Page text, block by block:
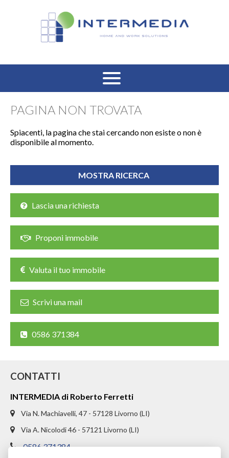
HOME
VENDITA RESIDENZIALE
VENDITA COMMERCIALE
AFFITTO COMMERCIALE
RICHIEDI UNA VALUTAZIONE
LASCIA UNA RICHIESTA
CONTATTI
PAGINA NON TROVATA
Spiacenti, la pagina che stai cercando non esiste o non è
disponibile al momento.
Lascia una richiesta
Proponi immobile
Valuta il tuo immobile
Scrivi una mail
0586 371384
CONTATTI
INTERMEDIA di Roberto Ferretti
Via N. Machiavelli, 47 - 57128 Livorno (LI)
Via A. Nicolodi 46 - 57121 Livorno (LI)
0586 371384